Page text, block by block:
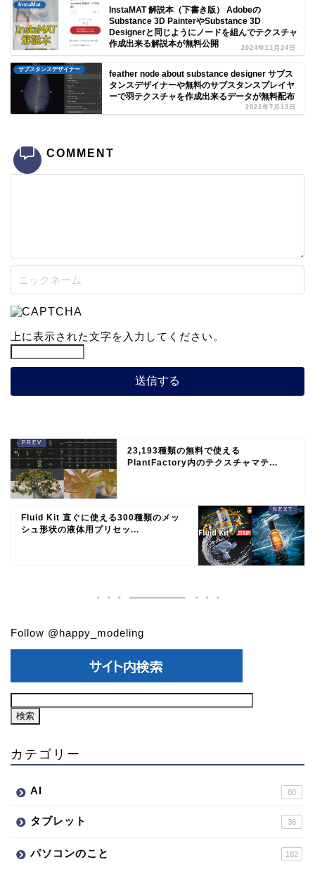
InstaMat
InstaMAT 解説本（下書き版） Adobeの
Substance 3D PainterやSubstance 3D
Designerと同じようにノードを組んでテクスチャ
作成出来る解説本が無料公開
2024年11月24日
サブスタンスデザイナー
feather node about substance designer サブス
タンスデザイナーや無料のサブスタンスプレイヤ
ーで羽テクスチャを作成出来るデータが無料配布
2022年7月13日
COMMENT
上に表示された文字を入力してください。
23,193種類の無料で使える
PlantFactory内のテクスチャマテ...
Fluid Kit 直ぐに使える300種類のメッ
シュ形状の液体用プリセッ...
Follow @happy_modeling
カテゴリー
AI 80
タブレット 36
パソコンのこと 182